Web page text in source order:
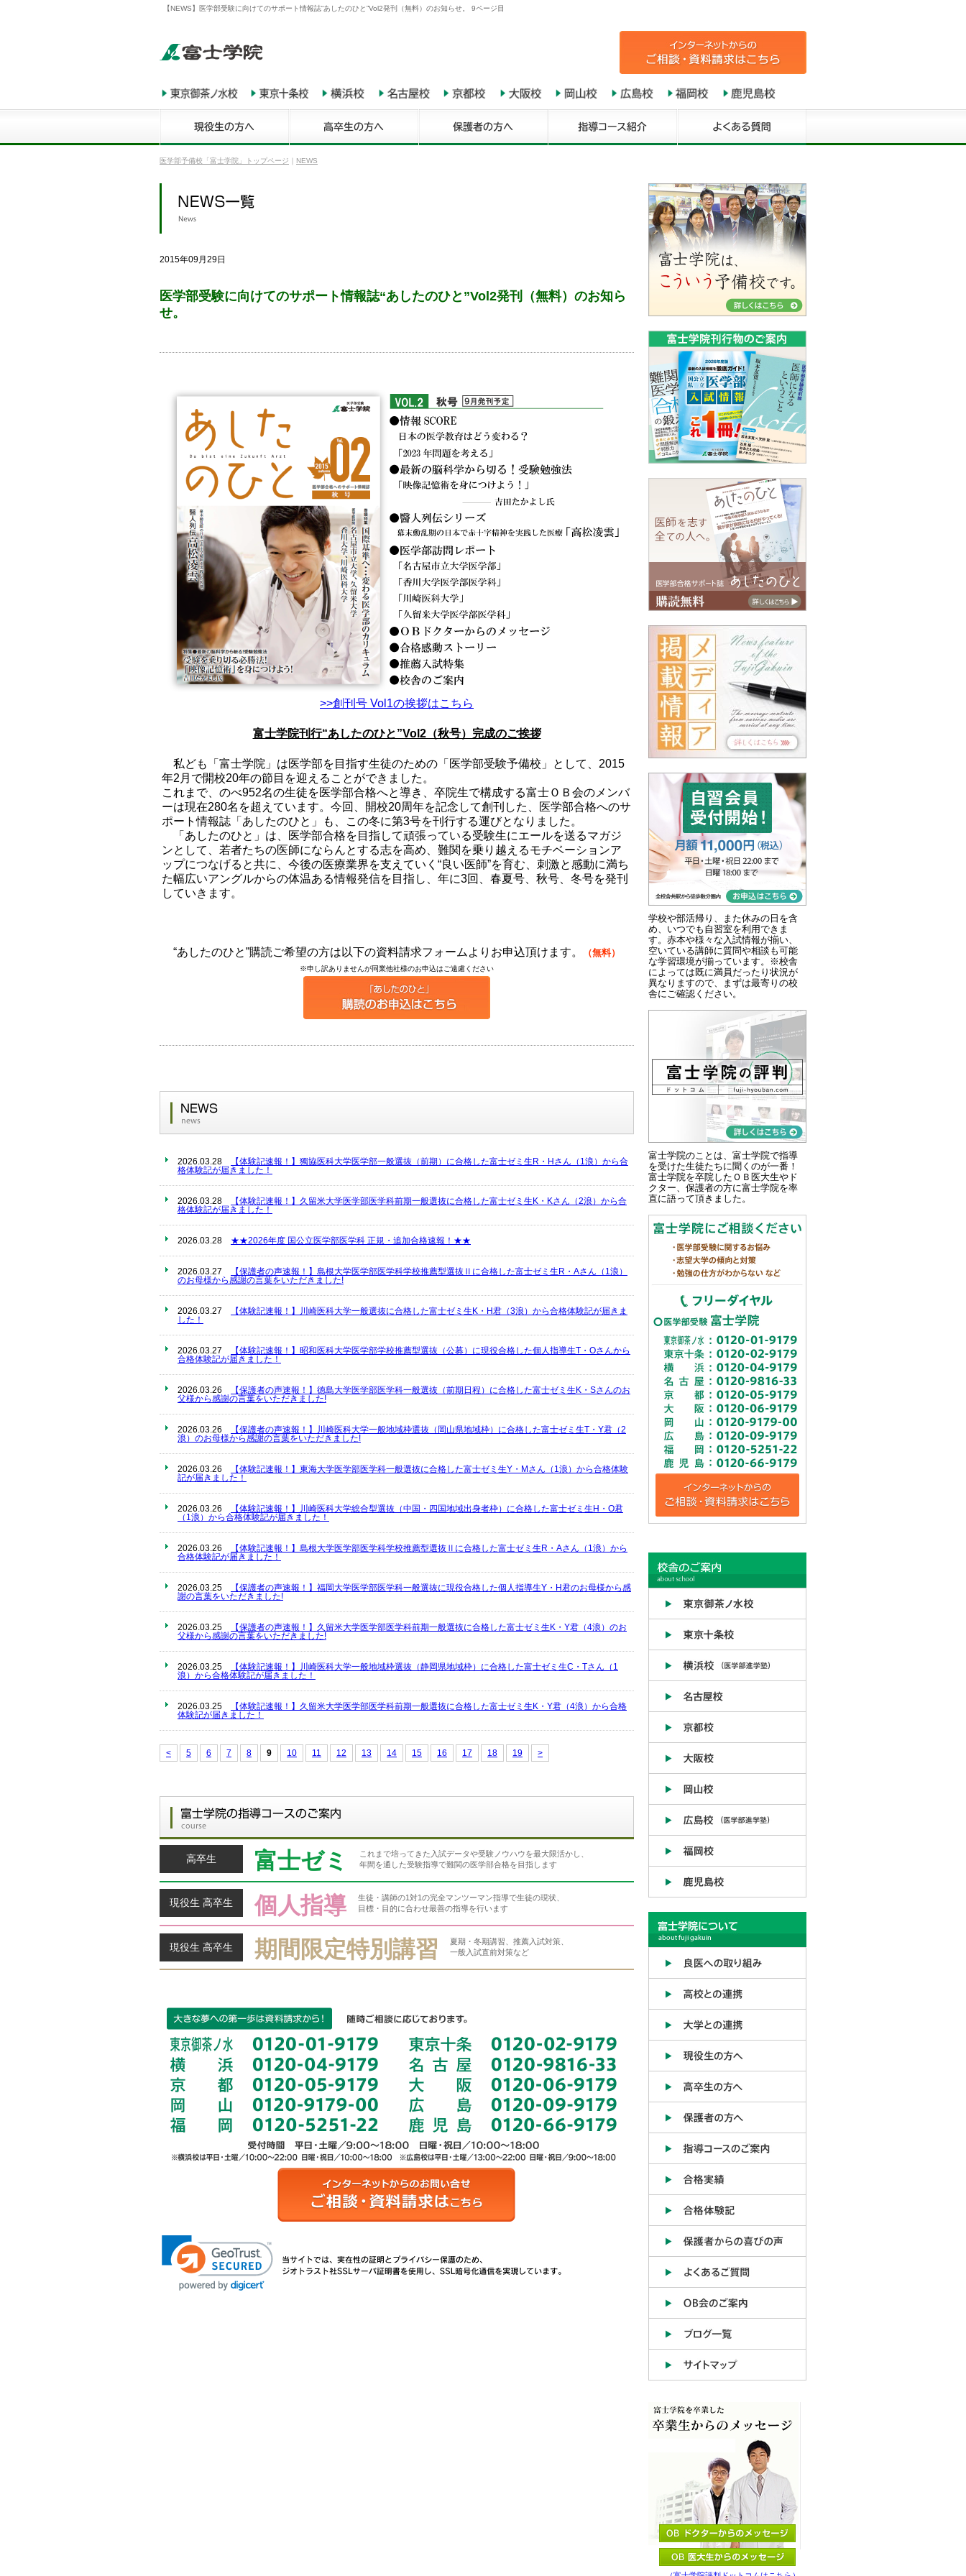
【NEWS】医学部受験に向けてのサポート情報誌“あしたのひと”Vol2発刊（無料）のお知らせ。 9ページ目
医学部予備校「富士学院」トップページ NEWS
2015年09月29日
医学部受験に向けてのサポート情報誌“あしたのひと”Vol2発刊（無料）のお知ら
せ。
>>創刊号 Vol1の挨拶はこちら
富士学院刊行“あしたのひと”Vol2（秋号）完成のご挨拶
私ども「富士学院」は医学部を目指す生徒のための「医学部受験予備校」として、2015
年2月で開校20年の節目を迎えることができました。
これまで、のべ952名の生徒を医学部合格へと導き、卒院生で構成する富士ＯＢ会のメンバ
ーは現在280名を超えています。今回、開校20周年を記念して創刊した、医学部合格へのサ
ポート情報誌「あしたのひと」も、この冬に第3号を刊行する運びとなりました。
「あしたのひと」は、医学部合格を目指して頑張っている受験生にエールを送るマガジ
ンとして、若者たちの医師にならんとする志を高め、難関を乗り越えるモチベーションア
ップにつなげると共に、今後の医療業界を支えていく“良い医師”を育む、刺激と感動に満ち
た幅広いアングルからの体温ある情報発信を目指し、年に3回、春夏号、秋号、冬号を発刊
していきます。
“あしたのひと”購読ご希望の方は以下の資料請求フォームよりお申込頂けます。 （無料）
※申し訳ありませんが同業他社様のお申込はご遠慮ください
2026.03.28
【体験記速報！】獨協医科大学医学部一般選抜（前期）に合格した富士ゼミ生R・Hさん（1浪）から合
格体験記が届きました！
2026.03.28
【体験記速報！】久留米大学医学部医学科前期一般選抜に合格した富士ゼミ生K・Kさん（2浪）から合
格体験記が届きました！
2026.03.28 ★★2026年度 国公立医学部医学科 正規・追加合格速報！★★
2026.03.27
【保護者の声速報！】島根大学医学部医学科学校推薦型選抜Ⅱに合格した富士ゼミ生R・Aさん（1浪）
のお母様から感謝の言葉をいただきました!
2026.03.27
【体験記速報！】川崎医科大学一般選抜に合格した富士ゼミ生K・H君（3浪）から合格体験記が届きま
した！
2026.03.27
【体験記速報！】昭和医科大学医学部学校推薦型選抜（公募）に現役合格した個人指導生T・Oさんから
合格体験記が届きました！
2026.03.26
【保護者の声速報！】徳島大学医学部医学科一般選抜（前期日程）に合格した富士ゼミ生K・Sさんのお
父様から感謝の言葉をいただきました!
2026.03.26
【保護者の声速報！】川崎医科大学一般地域枠選抜（岡山県地域枠）に合格した富士ゼミ生T・Y君（2
浪）のお母様から感謝の言葉をいただきました!
2026.03.26
【体験記速報！】東海大学医学部医学科一般選抜に合格した富士ゼミ生Y・Mさん（1浪）から合格体験
記が届きました！
2026.03.26
【体験記速報！】川崎医科大学総合型選抜（中国・四国地域出身者枠）に合格した富士ゼミ生H・O君
（1浪）から合格体験記が届きました！
2026.03.26
【体験記速報！】島根大学医学部医学科学校推薦型選抜Ⅱに合格した富士ゼミ生R・Aさん（1浪）から
合格体験記が届きました！
2026.03.25
【保護者の声速報！】福岡大学医学部医学科一般選抜に現役合格した個人指導生Y・H君のお母様から感
謝の言葉をいただきました!
2026.03.25
【保護者の声速報！】久留米大学医学部医学科前期一般選抜に合格した富士ゼミ生K・Y君（4浪）のお
父様から感謝の言葉をいただきました!
2026.03.25
【体験記速報！】川崎医科大学一般地域枠選抜（静岡県地域枠）に合格した富士ゼミ生C・Tさん（1
浪）から合格体験記が届きました！
2026.03.25
【体験記速報！】久留米大学医学部医学科前期一般選抜に合格した富士ゼミ生K・Y君（4浪）から合格
体験記が届きました！
< 5 6 7 8 9 10 11 12 13 14 15 16 17 18 19 >
高卒生 富士ゼミ
これまで培ってきた入試データや受験ノウハウを最大限活かし、
年間を通した受験指導で難関の医学部合格を目指します
現役生 高卒生 個人指導
生徒・講師の1対1の完全マンツーマン指導で生徒の現状、
目標・目的に合わせ最善の指導を行います
現役生 高卒生 期間限定特別講習
夏期・冬期講習、推薦入試対策、
一般入試直前対策など
学校や部活帰り、また休みの日を含
め、いつでも自習室を利用できま
す。赤本や様々な入試情報が揃い、
空いている講師に質問や相談も可能
な学習環境が揃っています。※校舎
によっては既に満員だったり状況が
異なりますので、まずは最寄りの校
舎にご確認ください。
富士学院のことは、富士学院で指導
を受けた生徒たちに聞くのが一番！
富士学院を卒院したＯＢ医大生やド
クター、保護者の方に富士学院を率
直に語って頂きました。